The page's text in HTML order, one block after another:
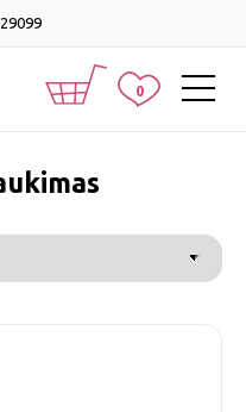
0